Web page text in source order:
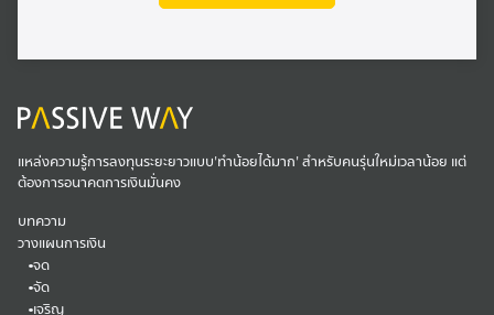
แหล่งความรู้การลงทุนระยะยาวแบบ'ทำน้อยได้มาก' สำหรับคนรุ่นใหม่เวลาน้อย แต่
ต้องการอนาคตการเงินมั่นคง
บทความ
วางแผนการเงิน
จด
จัด
เจริญ